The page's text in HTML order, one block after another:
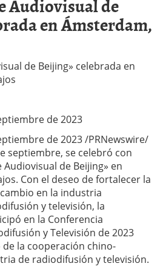
Audiovisual de
en Ámsterdam,
de Beijing» celebrada en
de 2023
de 2023 /PRNewswire/
septiembre, se celebró con
de Beijing» en
Con el deseo de fortalecer la
en la industria
y televisión, la
en la Conferencia
y Televisión de 2023
la cooperación chino-
de radiodifusión y televisión.